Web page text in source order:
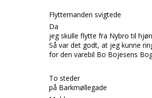
Flyttemanden svigtede
Da
jeg skulle flytte fra Nybro til
Så var det godt, at jeg kunne
for den varebil Bo Bojesens
To steder
på Barkmøllegade